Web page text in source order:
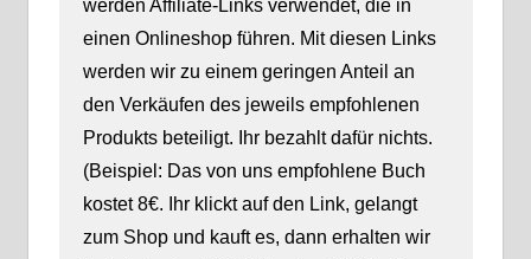
werden Affiliate-Links verwendet, die in
einen Onlineshop führen. Mit diesen Links
werden wir zu einem geringen Anteil an
den Verkäufen des jeweils empfohlenen
Produkts beteiligt. Ihr bezahlt dafür nichts.
(Beispiel: Das von uns empfohlene Buch
kostet 8€. Ihr klickt auf den Link, gelangt
zum Shop und kauft es, dann erhalten wir